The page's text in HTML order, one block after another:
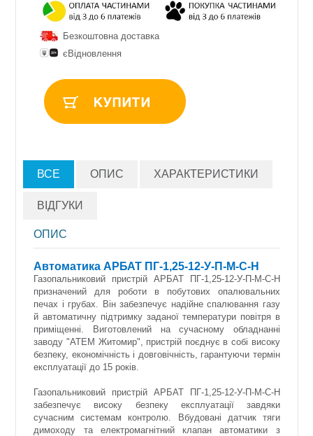
Безкоштовна доставка
єВідновлення
ВСЕ ОПИС ХАРАКТЕРИСТИКИ
ВІДГУКИ
ОПИС
Автоматика АРБАТ ПГ-1,25-12-У-П-М-С-Н
Газопальниковий пристрій АРБАТ ПГ-1,25-12-У-П-М-С-Н
призначений для роботи в побутових опалювальних
печах і грубах. Він забезпечує надійне спалювання газу
й автоматичну підтримку заданої температури повітря в
приміщенні. Виготовлений на сучасному обладнанні
заводу "АТЕМ Житомир", пристрій поєднує в собі високу
безпеку, економічність і довговічність, гарантуючи термін
експлуатації до 15 років.
Газопальниковий пристрій АРБАТ ПГ-1,25-12-У-П-М-С-Н
забезпечує високу безпеку експлуатації завдяки
сучасним системам контролю. Вбудовані датчик тяги
димоходу та електромагнітний клапан автоматики з